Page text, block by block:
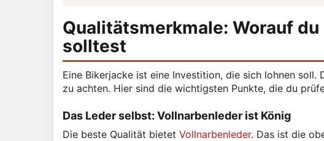
Qualitätsmerkmale: Worauf
solltest
Eine Bikerjacke ist eine Investition, die sich lohnen
zu achten. Hier sind die wichtigsten Punkte, die du
Das Leder selbst: Vollnarbenleder ist König
Die beste Qualität bietet Vollnarbenleder. Das ist die